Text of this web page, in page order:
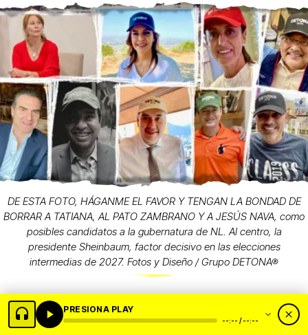
DE ESTA FOTO, HÁGANME EL FAVOR Y TENGAN LA BONDAD DE
BORRAR A TATIANA, AL PATO ZAMBRANO Y A JESÚS NAVA, como
posibles candidatos a la gubernatura de NL. Al centro, la
presidente Sheinbaum, factor decisivo en las elecciones
intermedias de 2027. Fotos y Diseño / Grupo DETONA®
PRESIONA PLAY
--:-- / --:--